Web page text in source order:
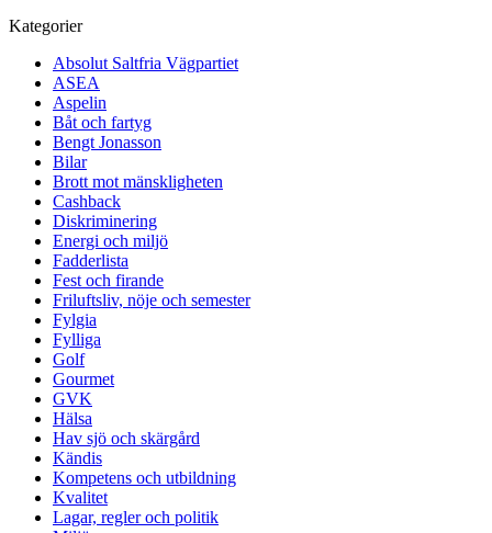
Kategorier
Absolut Saltfria Vägpartiet
ASEA
Aspelin
Båt och fartyg
Bengt Jonasson
Bilar
Brott mot mänskligheten
Cashback
Diskriminering
Energi och miljö
Fadderlista
Fest och firande
Friluftsliv, nöje och semester
Fylgia
Fylliga
Golf
Gourmet
GVK
Hälsa
Hav sjö och skärgård
Kändis
Kompetens och utbildning
Kvalitet
Lagar, regler och politik